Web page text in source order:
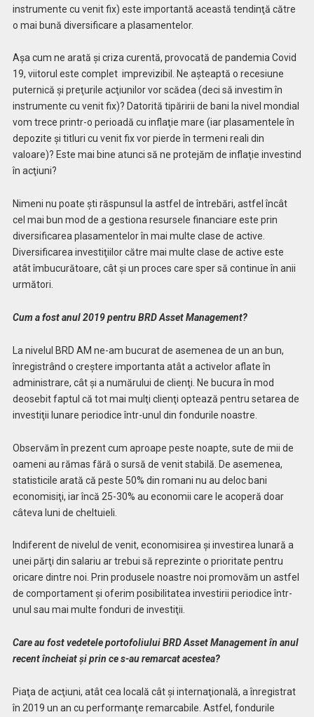
instrumente cu venit fix) este importantă această tendinţă către
o mai bună diversificare a plasamentelor.
Aşa cum ne arată şi criza curentă, provocată de pandemia Covid
19, viitorul este complet imprevizibil. Ne aşteaptă o recesiune
puternică şi preţurile acţiunilor vor scădea (deci să investim în
instrumente cu venit fix)? Datorită tipăririi de bani la nivel mondial
vom trece printr-o perioadă cu inflaţie mare (iar plasamentele în
depozite şi titluri cu venit fix vor pierde în termeni reali din
valoare)? Este mai bine atunci să ne protejăm de inflaţie investind
în acţiuni?
Nimeni nu poate şti răspunsul la astfel de întrebări, astfel încât
cel mai bun mod de a gestiona resursele financiare este prin
diversificarea plasamentelor în mai multe clase de active.
Diversificarea investiţiilor către mai multe clase de active este
atât îmbucurătoare, cât şi un proces care sper să continue în anii
următori.
Cum a fost anul 2019 pentru BRD Asset Management?
La nivelul BRD AM ne-am bucurat de asemenea de un an bun,
înregistrând o creştere importanta atât a activelor aflate în
administrare, cât şi a numărului de clienţi. Ne bucura în mod
deosebit faptul că tot mai mulţi clienţi optează pentru setarea de
investiţii lunare periodice într-unul din fondurile noastre.
Observăm în prezent cum aproape peste noapte, sute de mii de
oameni au rămas fără o sursă de venit stabilă. De asemenea,
statisticile arată că peste 50% din romani nu au deloc bani
economisiţi, iar încă 25-30% au economii care le acoperă doar
câteva luni de cheltuieli.
Indiferent de nivelul de venit, economisirea şi investirea lunară a
unei părţi din salariu ar trebui să reprezinte o prioritate pentru
oricare dintre noi. Prin produsele noastre noi promovăm un astfel
de comportament şi oferim posibilitatea investirii periodice într-
unul sau mai multe fonduri de investiţii.
Care au fost vedetele portofoliului BRD Asset Management în anul
recent încheiat și prin ce s-au remarcat acestea?
Piaţa de acţiuni, atât cea locală cât şi internaţională, a înregistrat
în 2019 un an cu performanţe remarcabile. Astfel, fondurile